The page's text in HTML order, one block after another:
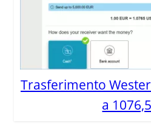
Trasferimento
a